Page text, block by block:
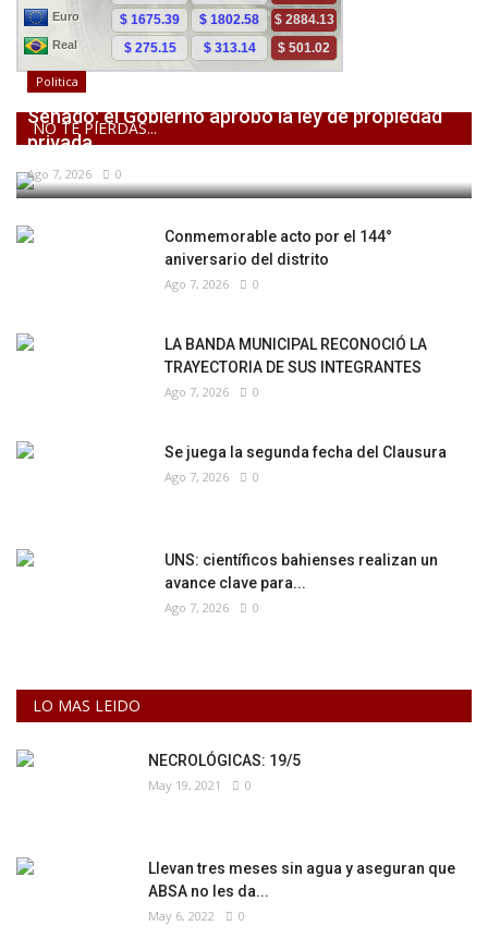
NO TE PIERDAS...
Politica
Senado: el Gobierno aprobó la ley de propiedad
privada,...
Ago 7, 2026 0
Conmemorable acto por el 144°
aniversario del distrito
Ago 7, 2026 0
LA BANDA MUNICIPAL RECONOCIÓ LA
TRAYECTORIA DE SUS INTEGRANTES
Ago 7, 2026 0
Se juega la segunda fecha del Clausura
Ago 7, 2026 0
UNS: científicos bahienses realizan un
avance clave para...
Ago 7, 2026 0
LO MAS LEIDO
NECROLÓGICAS: 19/5
May 19, 2021 0
Llevan tres meses sin agua y aseguran que
ABSA no les da...
May 6, 2022 0